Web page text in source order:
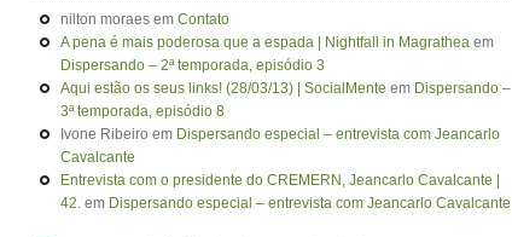
nilton moraes em Contato
A pena é mais poderosa que a espada | Nightfall in Magrathea em
Dispersando – 2ª temporada, episódio 3
Aqui estão os seus links! (28/03/13) | SocialMente em Dispersando –
3ª temporada, episódio 8
Ivone Ribeiro em Dispersando especial – entrevista com Jeancarlo
Cavalcante
Entrevista com o presidente do CREMERN, Jeancarlo Cavalcante |
42. em Dispersando especial – entrevista com Jeancarlo Cavalcante